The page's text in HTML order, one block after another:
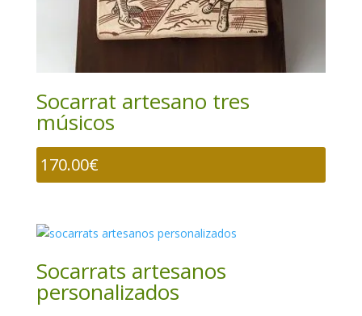
Socarrat artesano tres
músicos
170.00€
Socarrats artesanos
personalizados